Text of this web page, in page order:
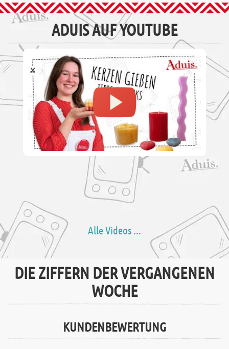
ADUIS AUF YOUTUBE
Alle Videos ...
DIE ZIFFERN DER VERGANGENEN
WOCHE
KUNDENBEWERTUNG